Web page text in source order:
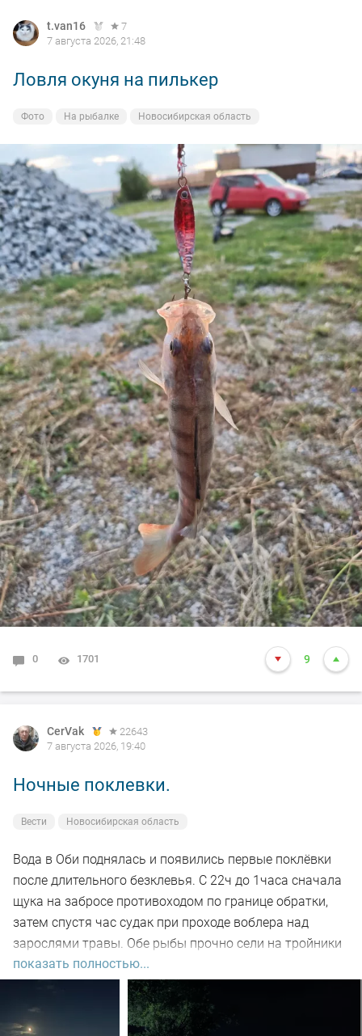
t.van16
7
7 августа 2026, 21:48
Ловля окуня на пилькер
Фото На рыбалке Новосибирская область
0 1701 9
CerVak
22643
7 августа 2026, 19:40
Ночные поклевки.
Вести Новосибирская область
Вода в Оби поднялась и появились первые поклёвки
после длительного безклевья. С 22ч до 1часа сначала
щука на забросе противоходом по границе обратки,
затем спустя час судак при проходе воблера над
зарослями травы. Обе рыбы прочно сели на тройники
и при чистке оказались с пустыми желудками. Ждем
дальнейших поклёвок.
показать полностью...